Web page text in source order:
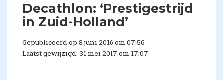
​Decathlon: ‘Prestigestrijd
in Zuid-Holland’
Gepubliceerd op 8 juni 2016 om 07:56
Laatst gewijzigd: 31 mei 2017 om 17:07